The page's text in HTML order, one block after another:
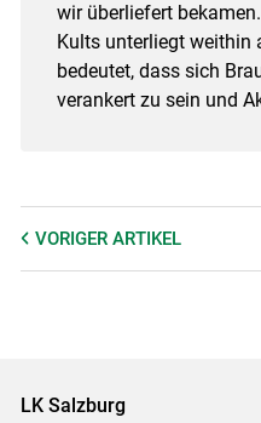
wir überliefert
Kults unterliegt weithin
bedeutet, dass sich
verankert zu sein und
VORIGER ARTIKEL
LK Salzburg